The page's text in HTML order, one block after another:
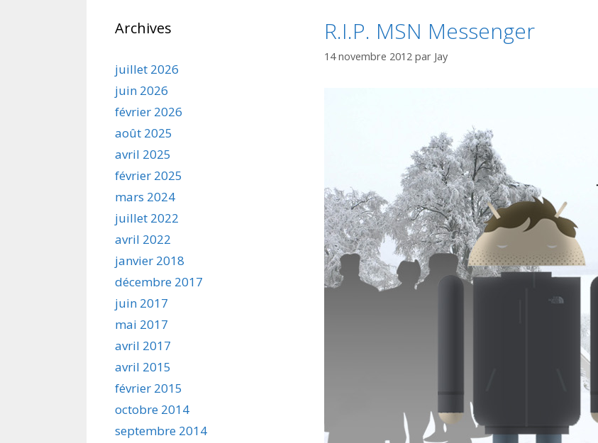
R.I.P. MSN Messenger
14 novembre 2012 par Jay
Archives
juillet 2026
juin 2026
février 2026
août 2025
avril 2025
février 2025
mars 2024
juillet 2022
avril 2022
janvier 2018
décembre 2017
juin 2017
mai 2017
avril 2017
avril 2015
février 2015
octobre 2014
septembre 2014